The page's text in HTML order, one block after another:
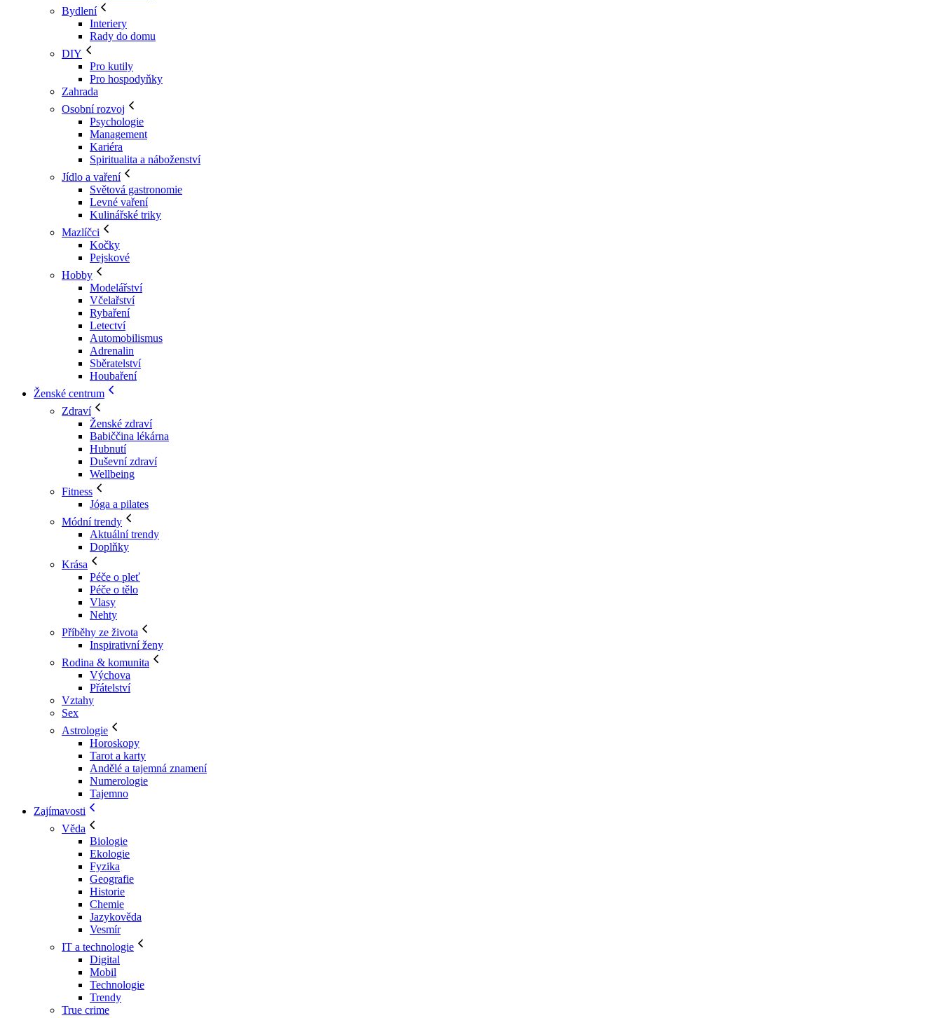
Bydlení
Interiery
Rady do domu
DIY
Pro kutily
Pro hospodyňky
Zahrada
Osobní rozvoj
Psychologie
Management
Kariéra
Spiritualita a náboženství
Jídlo a vaření
Světová gastronomie
Levné vaření
Kulinářské triky
Mazlíčci
Kočky
Pejskové
Hobby
Modelářství
Včelařství
Rybaření
Letectví
Automobilismus
Adrenalin
Sběratelství
Houbaření
Ženské centrum
Zdraví
Ženské zdraví
Babiččina lékárna
Hubnutí
Duševní zdraví
Wellbeing
Fitness
Jóga a pilates
Módní trendy
Aktuální trendy
Doplňky
Krása
Péče o pleť
Péče o tělo
Vlasy
Nehty
Příběhy ze života
Inspirativní ženy
Rodina & komunita
Výchova
Přátelství
Vztahy
Sex
Astrologie
Horoskopy
Tarot a karty
Andělé a tajemná znamení
Numerologie
Tajemno
Zajímavosti
Věda
Biologie
Ekologie
Fyzika
Geografie
Historie
Chemie
Jazykověda
Vesmír
IT a technologie
Digital
Mobil
Technologie
Trendy
True crime